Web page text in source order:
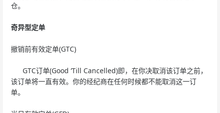
仓。
奇异型定单
撤销前有效定单(GTC)
GTC订单(Good ‘Till Cancelled)即，在你决取消该订单之前，
该订单将一直有效。你的经纪商在任何时候都不能取消这一订
单。